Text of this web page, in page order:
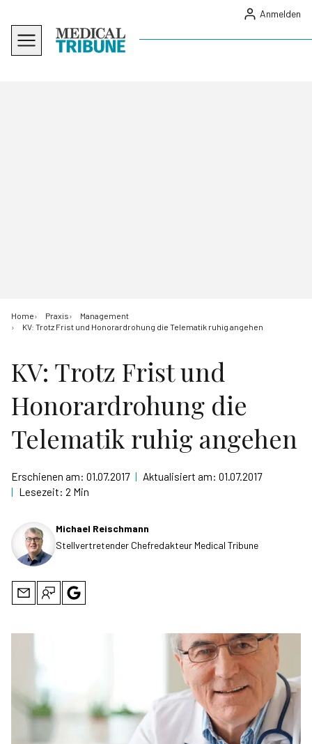
Anmelden
Home Praxis
Management
KV: Trotz Frist und Honorardrohung die Telematik ruhig angehen
KV: Trotz Frist und
Honorardrohung die
Telematik ruhig angehen
Erschienen am: 01.07.2017 | Aktualisiert am: 01.07.2017
| Lesezeit: 2 Min
Michael Reischmann
Stellvertretender Chefredakteur Medical Tribune